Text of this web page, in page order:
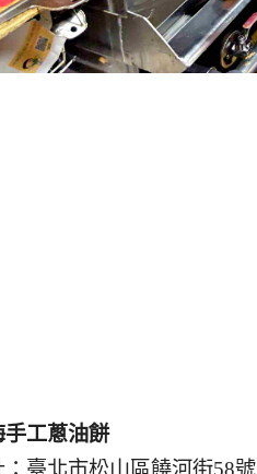
手工蔥油餅
：臺北市松山區饒河街58號